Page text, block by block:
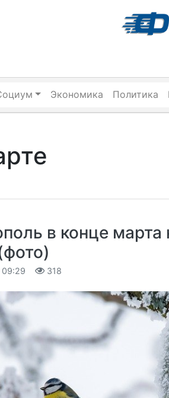
Экономика Политика
в конце марта
318